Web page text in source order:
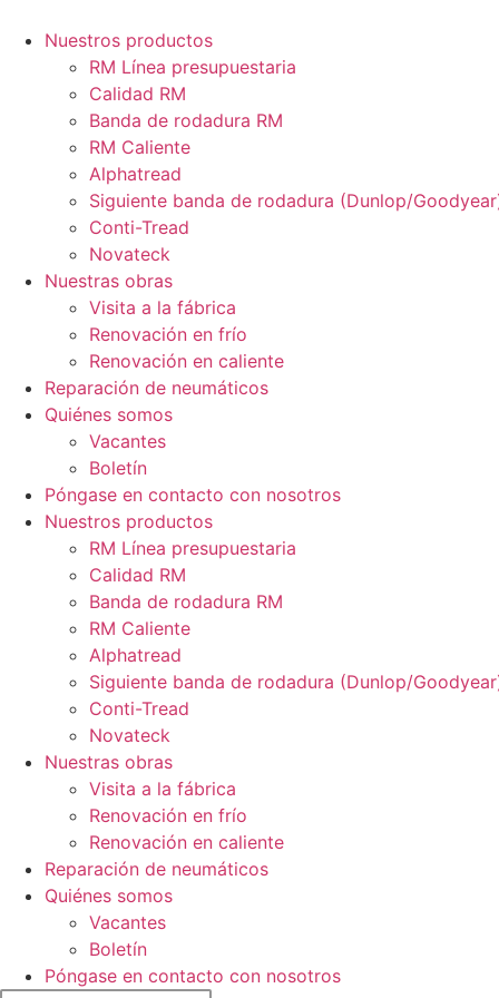
contenido
Nuestros productos
RM Línea presupuestaria
Calidad RM
Banda de rodadura RM
RM Caliente
Alphatread
Siguiente banda de rodadura (Dunlop/
Conti-Tread
Novateck
Nuestras obras
Visita a la fábrica
Renovación en frío
Renovación en caliente
Reparación de neumáticos
Quiénes somos
Vacantes
Boletín
Póngase en contacto con nosotros
Nuestros productos
RM Línea presupuestaria
Calidad RM
Banda de rodadura RM
RM Caliente
Alphatread
Siguiente banda de rodadura (Dunlop/
Conti-Tread
Novateck
Nuestras obras
Visita a la fábrica
Renovación en frío
Renovación en caliente
Reparación de neumáticos
Quiénes somos
Vacantes
Boletín
Póngase en contacto con nosotros